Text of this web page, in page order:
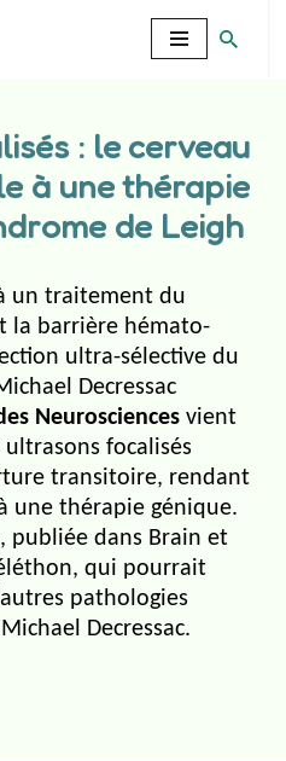
: le cerveau
à une thérapie
de Leigh
un traitement du
la barrière hémato-
ultra-sélective du
Decressac
Neurosciences vient
focalisés
transitoire, rendant
une thérapie génique.
publiée dans Brain et
qui pourrait
pathologies
Decressac.